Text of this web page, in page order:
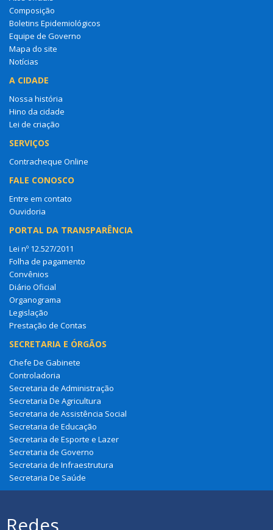
Composição
Boletins Epidemiológicos
Equipe de Governo
Mapa do site
Notícias
A CIDADE
Nossa história
Hino da cidade
Lei de criação
SERVIÇOS
Contracheque Online
FALE CONOSCO
Entre em contato
Ouvidoria
PORTAL DA TRANSPARÊNCIA
Lei nº 12.527/2011
Folha de pagamento
Convênios
Diário Oficial
Organograma
Legislação
Prestação de Contas
SECRETARIA E ÓRGÃOS
Chefe De Gabinete
Controladoria
Secretaria de Administração
Secretaria De Agricultura
Secretaria de Assistência Social
Secretaria de Educação
Secretaria de Esporte e Lazer
Secretaria de Governo
Secretaria de Infraestrutura
Secretaria De Saúde
Redes